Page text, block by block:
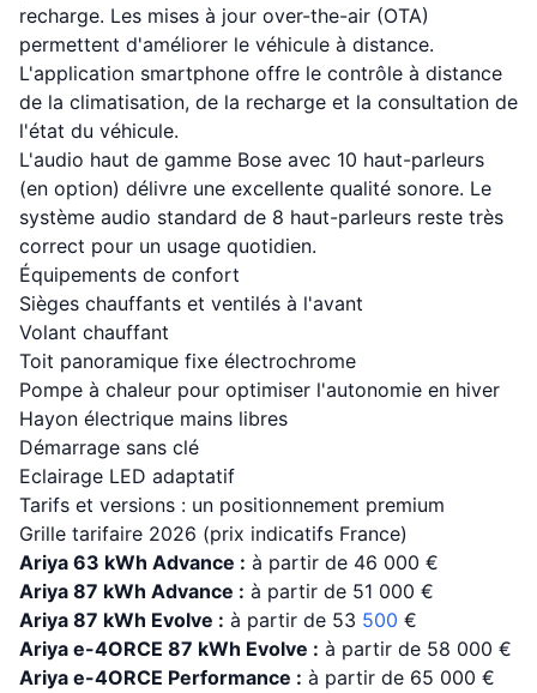
recharge. Les mises à jour over-the-air (OTA)
permettent d'améliorer le véhicule à distance.
L'application smartphone offre le contrôle à distance
de la climatisation, de la recharge et la consultation de
l'état du véhicule.
L'audio haut de gamme Bose avec 10 haut-parleurs
(en option) délivre une excellente qualité sonore. Le
système audio standard de 8 haut-parleurs reste très
correct pour un usage quotidien.
Équipements de confort
Sièges chauffants et ventilés à l'avant
Volant chauffant
Toit panoramique fixe électrochrome
Pompe à chaleur pour optimiser l'autonomie en hiver
Hayon électrique mains libres
Démarrage sans clé
Eclairage LED adaptatif
Tarifs et versions : un positionnement premium
Grille tarifaire 2026 (prix indicatifs France)
Ariya 63 kWh Advance : à partir de 46 000 €
Ariya 87 kWh Advance : à partir de 51 000 €
Ariya 87 kWh Evolve : à partir de 53 500 €
Ariya e-4ORCE 87 kWh Evolve : à partir de 58 000 €
Ariya e-4ORCE Performance : à partir de 65 000 €